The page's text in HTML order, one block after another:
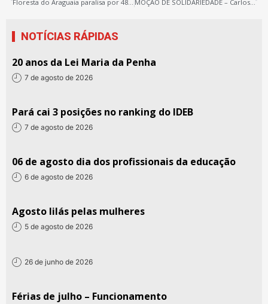
MOÇÃO DE SOLIDARIEDADE – Carlos Daniel
NOTÍCIAS RÁPIDAS
20 anos da Lei Maria da Penha
7 de agosto de 2026
Pará cai 3 posições no ranking do IDEB
7 de agosto de 2026
06 de agosto dia dos profissionais da educação
6 de agosto de 2026
Agosto lilás pelas mulheres
5 de agosto de 2026
26 de junho de 2026
Férias de julho – Funcionamento